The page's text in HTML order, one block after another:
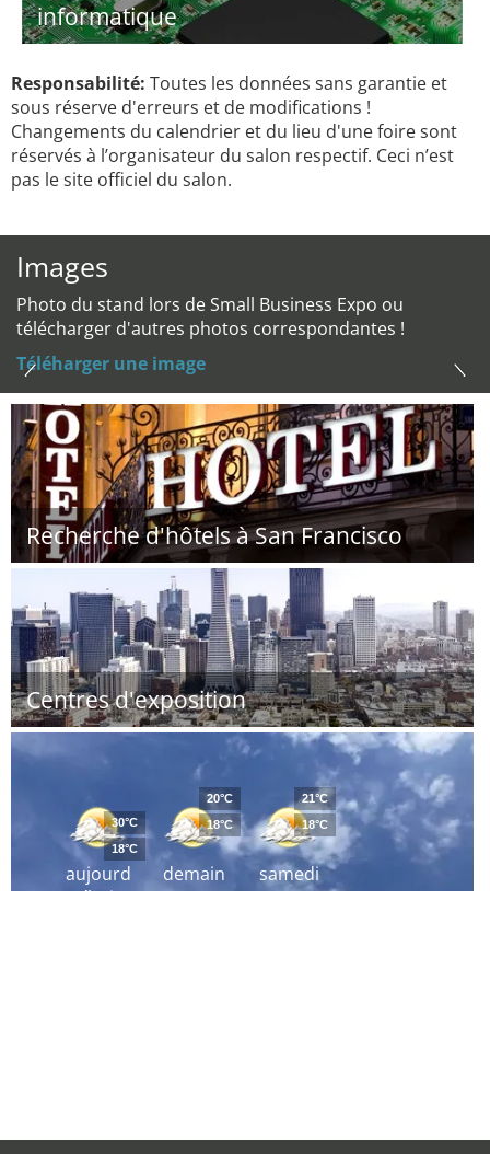
informatique
Responsabilité: Toutes les données sans garantie et
sous réserve d'erreurs et de modifications !
Changements du calendrier et du lieu d'une foire sont
réservés à l’organisateur du salon respectif. Ceci n’est
pas le site officiel du salon.
Images
Photo du stand lors de Small Business Expo ou
télécharger d'autres photos correspondantes !
Téléharger une image
Recherche d'hôtels à San Francisco
Centres d'exposition
aujourd
´hui
30°C
18°C
demain
20°C
18°C
samedi
21°C
18°C